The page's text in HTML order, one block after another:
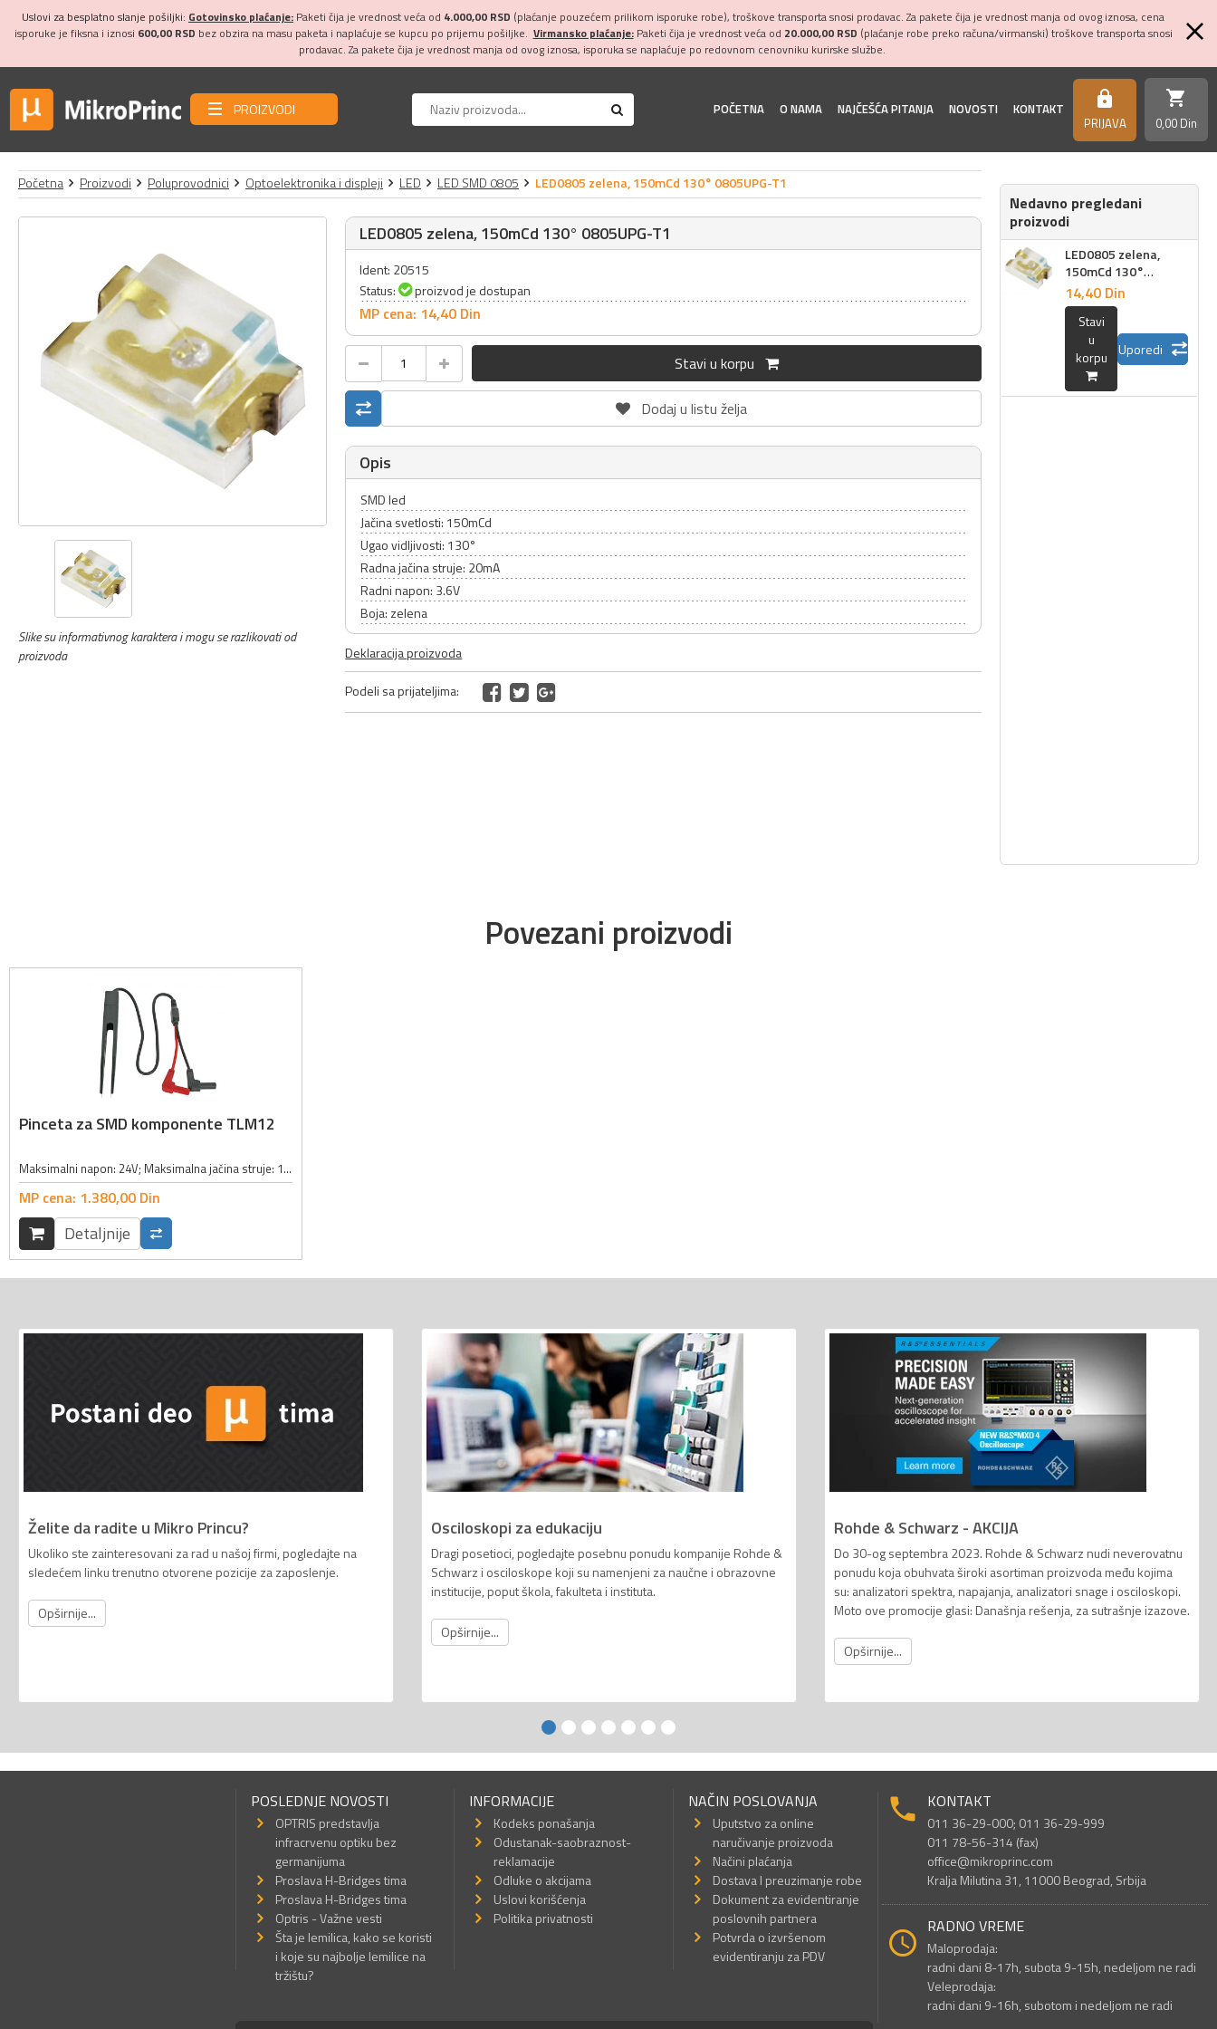
Uslovi za besplatno slanje pošiljki: Gotovinsko plaćanje: Paketi čija je vrednost veća od 4.000,00 RSD (plaćanje pouzećem prilikom isporuke robe), troškove transporta snosi prodavac. Za pakete čija je vrednost manja od ovog iznosa, cena
isporuke je fiksna i iznosi 600,00 RSD bez obzira na masu paketa i naplaćuje se kupcu po prijemu pošiljke. Virmansko plaćanje:Paketi čija je vrednost veća od 20.000,00 RSD (plaćanje robe preko računa/virmanski) troškove transporta snosi
prodavac. Za pakete čija je vrednost manja od ovog iznosa, isporuka se naplaćuje po redovnom cenovniku kurirske službe.
PROIZVODI POČETNA O NAMA NAJČEŠĆA PITANJA NOVOSTI KONTAKT https
PRIJAVA
shopping_cart
0,00 Din
Početna Proizvodi Poluprovodnici Optoelektronika i displeji LED LED SMD 0805 LED0805 zelena, 150mCd 130° 0805UPG-T1
Slike su informativnog karaktera i mogu se razlikovati od
proizvoda
LED0805 zelena, 150mCd 130° 0805UPG-T1
Ident: 20515
Status:
proizvod je dostupan
MP cena: 14,40 Din
Stavi u korpu
Dodaj u listu želja
Opis
SMD led
Jačina svetlosti: 150mCd
Ugao vidljivosti: 130°
Radna jačina struje: 20mA
Radni napon: 3.6V
Boja: zelena
Deklaracija proizvoda
Podeli sa prijateljima:
Nedavno pregledani
proizvodi
LED0805 zelena,
150mCd 130°
0805UPG-T1
14,40 Din
Stavi
u
korpu
Uporedi
Povezani proizvodi
Pinceta za SMD komponente TLM12
Maksimalni napon: 24V; Maksimalna jačina struje: 1A; Dužina kabla: 40cm; Veličina vrha pincete: 1.1 x 0.25mm;
MP cena: 1.380,00 Din
Detaljnije
Želite da radite u Mikro Princu?
Ukoliko ste zainteresovani za rad u našoj firmi, pogledajte na
sledećem linku trenutno otvorene pozicije za zaposlenje.
Opširnije...
Osciloskopi za edukaciju
Dragi posetioci, pogledajte posebnu ponudu kompanije Rohde &
Schwarz i osciloskope koji su namenjeni za naučne i obrazovne
institucije, poput škola, fakulteta i instituta.
Opširnije...
Rohde & Schwarz - AKCIJA
Do 30-og septembra 2023. Rohde & Schwarz nudi neverovatnu
ponudu koja obuhvata široki asortiman proizvoda među kojima
su: analizatori spektra, napajanja, analizatori snage i osciloskopi.
Moto ove promocije glasi: Današnja rešenja, za sutrašnje izazove.
Opširnije...
POSLEDNJE NOVOSTI
OPTRIS predstavlja
infracrvenu optiku bez
germanijuma
Proslava H-Bridges tima
Proslava H-Bridges tima
Optris - Važne vesti
Šta je lemilica, kako se koristi
i koje su najbolje lemilice na
tržištu?
INFORMACIJE
Kodeks ponašanja
Odustanak-saobraznost-
reklamacije
Odluke o akcijama
Uslovi korišćenja
Politika privatnosti
NAČIN POSLOVANJA
Uputstvo za online
naručivanje proizvoda
Načini plaćanja
Dostava I preuzimanje robe
Dokument za evidentiranje
poslovnih partnera
Potvrda o izvršenom
evidentiranju za PDV
KONTAKT
011 36-29-000; 011 36-29-999
011 78-56-314 (fax)
office@mikroprinc.com
Kralja Milutina 31, 11000 Beograd, Srbija
RADNO VREME
Maloprodaja:
radni dani 8-17h, subota 9-15h, nedeljom ne radi
Veleprodaja:
radni dani 9-16h, subotom i nedeljom ne radi